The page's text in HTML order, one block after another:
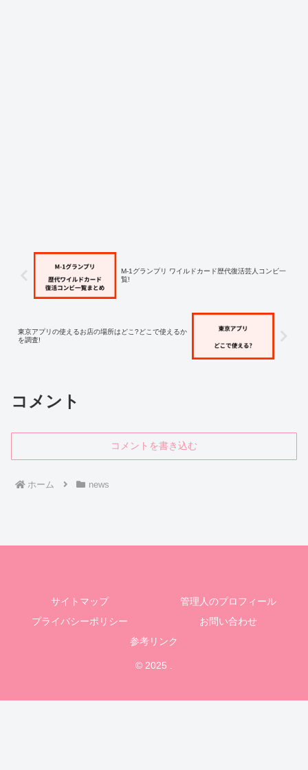
M-1グランプリ ワイルドカード歴代復活芸人コンビ一
覧!
東京アプリの使えるお店の場所はどこ?どこで使えるか
を調査!
コメント
コメントを書き込む
ホーム news
サイトマップ
管理人のプロフィール
プライバシーポリシー
お問い合わせ
参考リンク
© 2025 .